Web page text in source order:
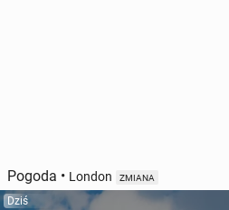
Pogoda • London ZMIANA
Dziś